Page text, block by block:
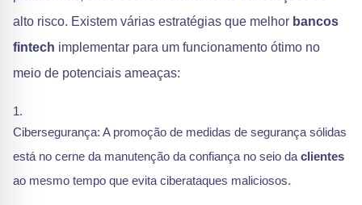
alto risco. Existem várias estratégias que melhor bancos
fintech implementar para um funcionamento ótimo no
meio de potenciais ameaças:
Cibersegurança: A promoção de medidas de segurança sólidas
está no cerne da manutenção da confiança no seio da clientes
ao mesmo tempo que evita ciberataques maliciosos.